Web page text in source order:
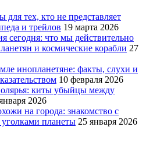
тех, кто не представляет
и трейлов 19 марта 2026
сегодня: что мы действительно
и космические корабли 27
инопланетяне: факты, слухи и
10 февраля 2026
киты убыйцы между
2026
на города: знакомство с
планеты 25 января 2026